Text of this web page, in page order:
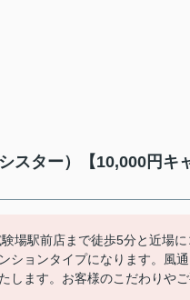
スター）【10,000円キ
場駅前店まで徒歩5分と近場
ションタイプになります。風
します。お客様のこだわりや